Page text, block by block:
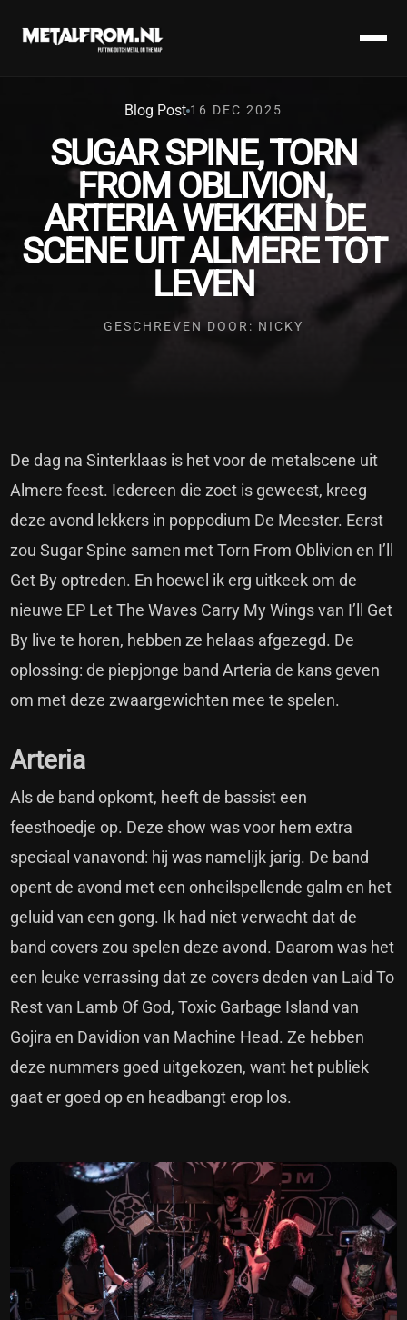
Blog Post 16 DEC 2025
SUGAR SPINE, TORN
FROM OBLIVION,
ARTERIA WEKKEN DE
SCENE UIT ALMERE TOT
LEVEN
GESCHREVEN DOOR: NICKY
De dag na Sinterklaas is het voor de metalscene uit
Almere feest. Iedereen die zoet is geweest, kreeg
deze avond lekkers in poppodium De Meester. Eerst
zou Sugar Spine samen met Torn From Oblivion en I’ll
Get By optreden. En hoewel ik erg uitkeek om de
nieuwe EP Let The Waves Carry My Wings van I’ll Get
By live te horen, hebben ze helaas afgezegd. De
oplossing: de piepjonge band Arteria de kans geven
om met deze zwaargewichten mee te spelen.
Arteria
Als de band opkomt, heeft de bassist een
feesthoedje op. Deze show was voor hem extra
speciaal vanavond: hij was namelijk jarig. De band
opent de avond met een onheilspellende galm en het
geluid van een gong. Ik had niet verwacht dat de
band covers zou spelen deze avond. Daarom was het
een leuke verrassing dat ze covers deden van Laid To
Rest van Lamb Of God, Toxic Garbage Island van
Gojira en Davidion van Machine Head. Ze hebben
deze nummers goed uitgekozen, want het publiek
gaat er goed op en headbangt erop los.